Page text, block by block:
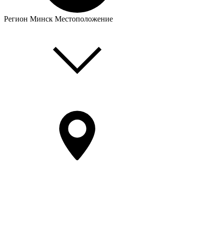
Регион Минск Местоположение